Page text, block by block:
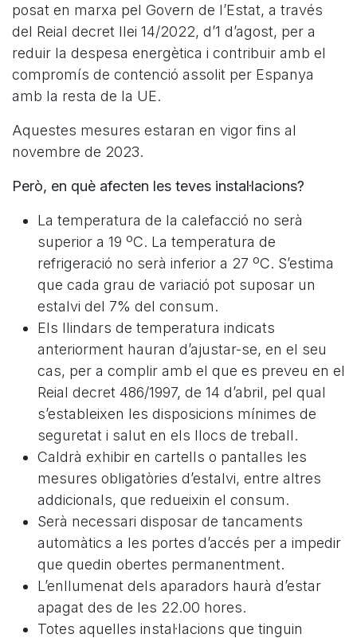
posat en marxa pel Govern de l’Estat, a través
del Reial decret llei 14/2022, d’1 d’agost, per a
reduir la despesa energètica i contribuir amb el
compromís de contenció assolit per Espanya
amb la resta de la UE.
Aquestes mesures estaran en vigor fins al
novembre de 2023.
Però, en què afecten les teves instal·lacions?
La temperatura de la calefacció no serà
superior a 19 ºC. La temperatura de
refrigeració no serà inferior a 27 ºC. S’estima
que cada grau de variació pot suposar un
estalvi del 7% del consum.
Els llindars de temperatura indicats
anteriorment hauran d’ajustar-se, en el seu
cas, per a complir amb el que es preveu en el
Reial decret 486/1997, de 14 d’abril, pel qual
s’estableixen les disposicions mínimes de
seguretat i salut en els llocs de treball.
Caldrà exhibir en cartells o pantalles les
mesures obligatòries d’estalvi, entre altres
addicionals, que redueixin el consum.
Serà necessari disposar de tancaments
automàtics a les portes d’accés per a impedir
que quedin obertes permanentment.
L’enllumenat dels aparadors haurà d’estar
apagat des de les 22.00 hores.
Totes aquelles instal·lacions que tinguin